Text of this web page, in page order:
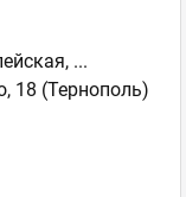
, ...
18 (Тернополь)